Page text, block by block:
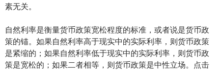
素无关。
自然利率是衡量货币政策宽松程度的标准，或者说是货币政
策的锚。如果自然利率高于现实中的实际利率，则货币政策
是紧缩的；如果自然利率低于现实中的实际利率，则货币政
策是宽松的；如果二者相等，则货币政策是中性立场。点击